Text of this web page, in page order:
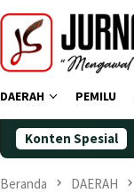
DAERAH PEMILU
Konten Spesial
Beranda DAERAH